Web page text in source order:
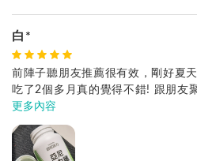
西，我居然沒有胃食道逆流(平常都
白*
前陣子聽朋友推薦很有效，剛好夏
吃了2個多月真的覺得不錯! 跟朋友
小小一顆很好吞 ❤️ 很推薦給容易嘴
更多內容